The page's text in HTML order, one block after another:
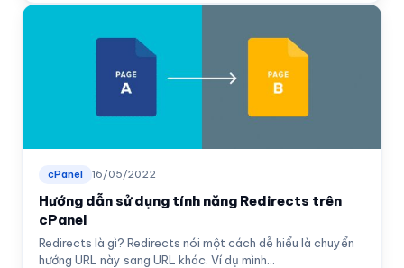
cPanel 16/05/2022
Hướng dẫn sử dụng tính năng Redirects trên
cPanel
Redirects là gì? Redirects nói một cách dễ hiểu là chuyển
hướng URL này sang URL khác. Ví dụ mình...